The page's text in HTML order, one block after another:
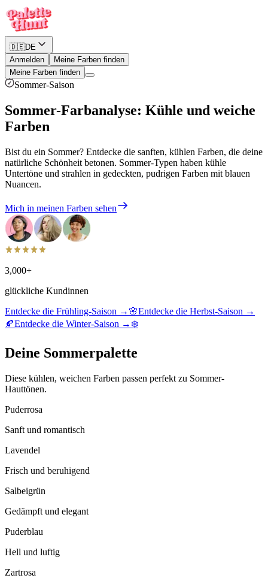
🇩🇪DE
Anmelden
Meine Farben finden
Meine Farben finden
Sommer-Saison
Sommer-Farbanalyse: Kühle und weiche
Farben
Bist du ein Sommer? Entdecke die sanften, kühlen Farben, die deine
natürliche Schönheit betonen. Sommer-Typen haben kühle
Untertöne und strahlen in gedeckten, pudrigen Farben mit blauen
Nuancen.
Mich in meinen Farben sehen
3,000+
glückliche Kundinnen
Entdecke die Frühling-Saison → 🌸Entdecke die Herbst-Saison →
🍂Entdecke die Winter-Saison → ❄️
Deine Sommerpalette
Diese kühlen, weichen Farben passen perfekt zu Sommer-
Hauttönen.
Puderrosa
Sanft und romantisch
Lavendel
Frisch und beruhigend
Salbeigrün
Gedämpft und elegant
Puderblau
Hell und luftig
Zartrosa